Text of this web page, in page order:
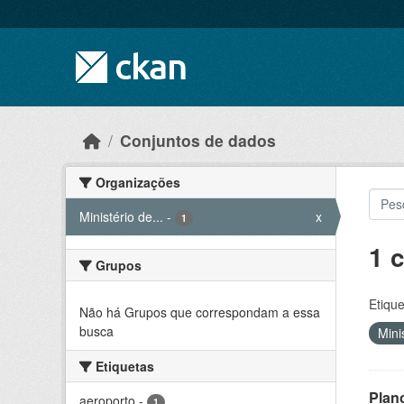
Conjuntos de dados
Organizações
Ministério de... - 1 x
Grupos
Não há Grupos que correspondam a essa
busca
Etiquetas
aeroporto -
1